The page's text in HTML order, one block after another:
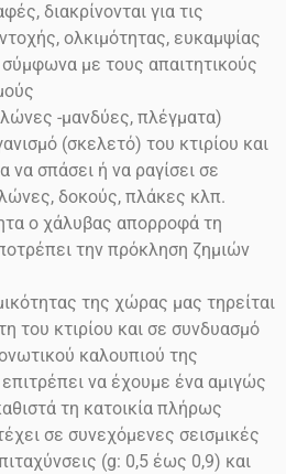
διακρίνονται για τις
ολκιμότητας, ευκαμψίας
με τους απαιτητικούς
-μανδύες, πλέγματα)
(σκελετό) του κτιρίου και
να σπάσει ή να ραγίσει σε
δοκούς, πλάκες κλπ.
ο χάλυβας απορροφά τη
την πρόκληση ζημιών
της χώρας μας τηρείται
του κτιρίου και σε συνδυασμό
καλουπιού της
να έχουμε ένα αμιγώς
τη κατοικία πλήρως
σε συνεχόμενες σεισμικές
(g: 0,5 έως 0,9) και